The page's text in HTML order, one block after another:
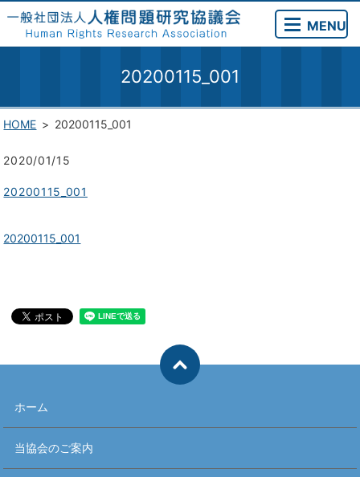
MENU
20200115_001
HOME 20200115_001
2020/01/15
20200115_001
20200115_001
ホーム
当協会のご案内